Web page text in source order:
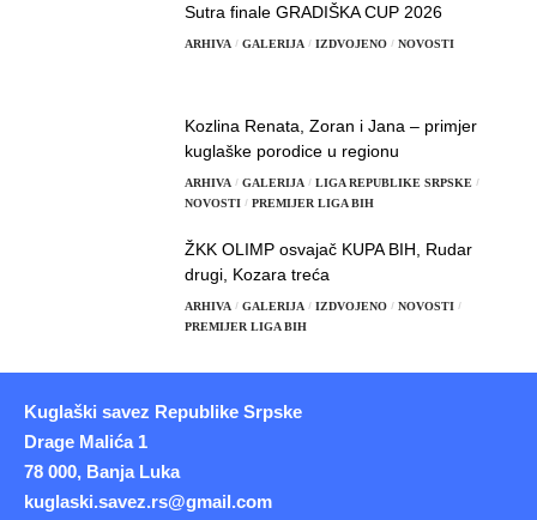
Sutra finale GRADIŠKA CUP 2026
ARHIVA GALERIJA IZDVOJENO NOVOSTI
Kozlina Renata, Zoran i Jana – primjer
kuglaške porodice u regionu
ARHIVA GALERIJA
LIGA REPUBLIKE SRPSKE
NOVOSTI
PREMIJER LIGA BIH
ŽKK OLIMP osvajač KUPA BIH, Rudar
drugi, Kozara treća
ARHIVA GALERIJA IZDVOJENO
NOVOSTI
PREMIJER LIGA BIH
Kuglaški savez Republike Srpske
Drage Malića 1
78 000, Banja Luka
kuglaski.savez.rs@gmail.com